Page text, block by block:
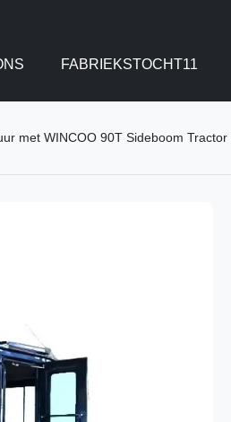
FABRIEKSTOCHT11
met WINCOO 90T Sideboom